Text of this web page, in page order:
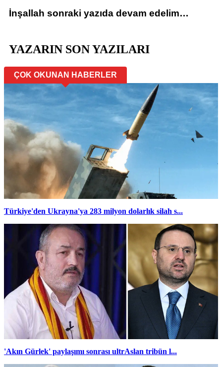
İnşallah sonraki yazıda devam edelim…
YAZARIN SON YAZILARI
ÇOK OKUNAN HABERLER
Türkiye'den Ukrayna'ya 283 milyon dolarlık silah s...
'Akın Gürlek' paylaşımı sonrası ultrAslan tribün l...